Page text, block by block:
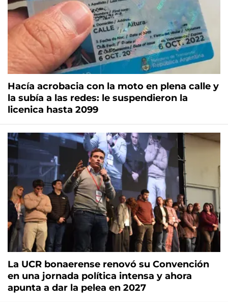
Hacía acrobacia con la moto en plena calle y
la subía a las redes: le suspendieron la
licenica hasta 2099
La UCR bonaerense renovó su Convención
en una jornada política intensa y ahora
apunta a dar la pelea en 2027